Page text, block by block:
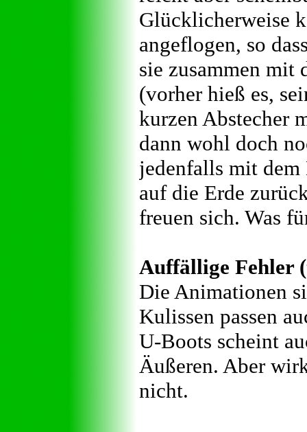
Glücklicherweise
angeflogen, so
sie zusammen mit
(vorher hieß es,
kurzen Abstecher
dann wohl doch
jedenfalls mit dem
auf die Erde
freuen sich. Was
Auffällige Fehler
Die Animationen
Kulissen passen
U-Boots scheint
Äußeren. Aber
nicht.